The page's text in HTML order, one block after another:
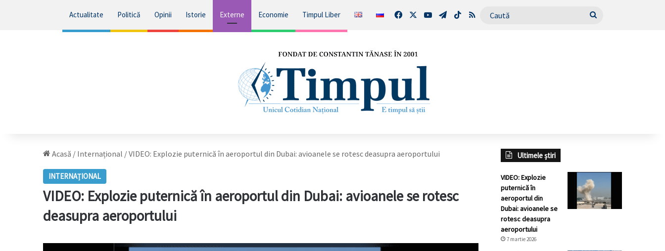
Actualitate Politică Opinii Istorie Externe Economie Timpul Liber FacebookYouTubeTelegram
TikTokRSS Caută
Acasă / Internațional /VIDEO: Explozie puternică în aeroportul din Dubai: avioanele se rotesc deasupra aeroportului
INTERNAȚIONAL
VIDEO: Explozie puternică în aeroportul din Dubai: avioanele se rotesc
deasupra aeroportului
Ultimele știri
VIDEO: Explozie
puternică în
aeroportul din
Dubai: avioanele se
rotesc deasupra
aeroportului
7 martie 2026